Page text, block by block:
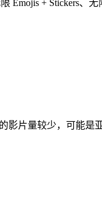
Emojis + Stickers、
片量较少，可能